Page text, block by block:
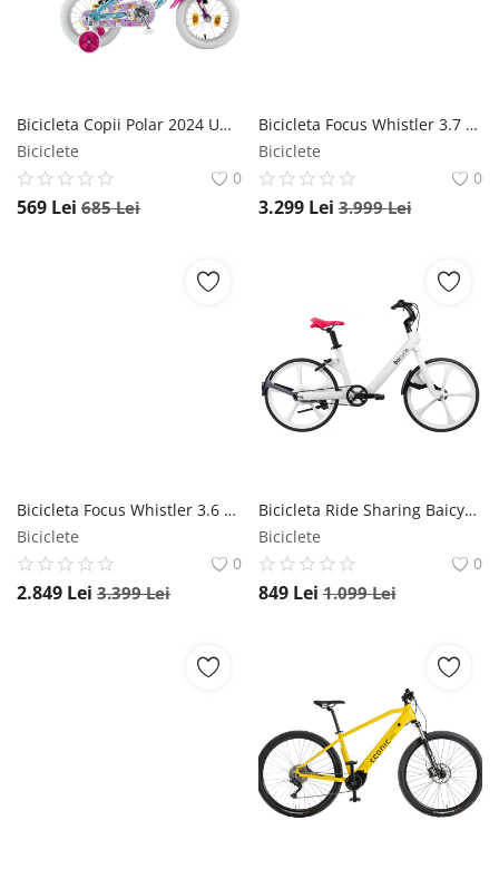
Bicicleta Copii Polar 2024 Unicorn baby - 14 Inch, Albastru-Roz Polar
Biciclete
0
569 Lei 685Lei
Bicicleta Focus Whistler 3.7 27DI 27.5 Rosu - XS(34cm) Focus
Biciclete
0
3.299 Lei 3.999Lei
Bicicleta Focus Whistler 3.6 27.5 Grey - XS(34cm) Focus
Biciclete
0
2.849 Lei 3.399Lei
Bicicleta Ride Sharing Baicycle - 24 Inch, Alb DHS
Biciclete
0
849 Lei 1.099Lei